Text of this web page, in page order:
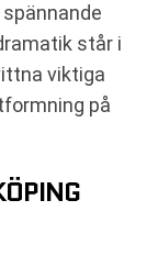
står i
viktiga
på